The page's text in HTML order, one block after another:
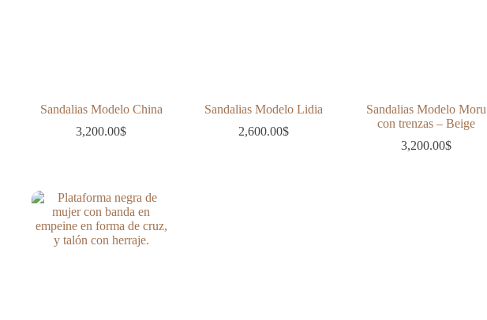
Sandalias Modelo China
3,200.00$
Sandalias Modelo Lidia
2,600.00$
Sandalias Modelo Moru
con trenzas – Beige
3,200.00$